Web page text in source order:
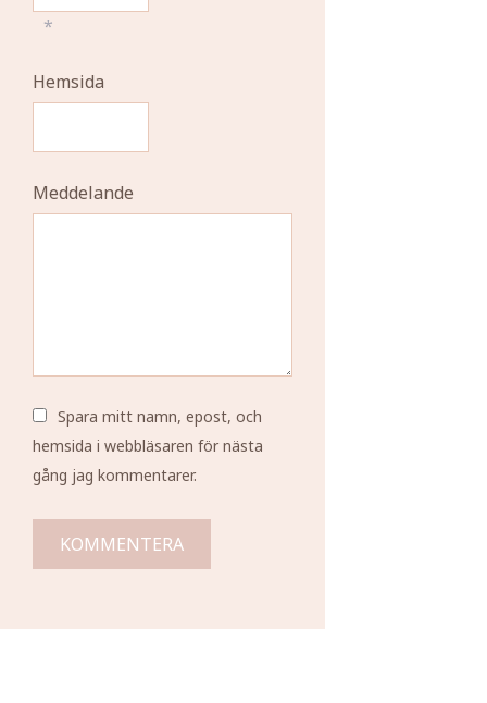
*
Hemsida
Meddelande
Spara mitt namn, epost, och
hemsida i webbläsaren för nästa
gång jag kommentarer.